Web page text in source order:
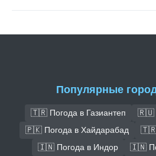
Популярные
🇹🇷 Погода в Газиантеп
🇷🇺
🇵🇰 Погода в Хайдарабад
🇹🇷
🇮🇳 Погода в Индор
🇮🇳